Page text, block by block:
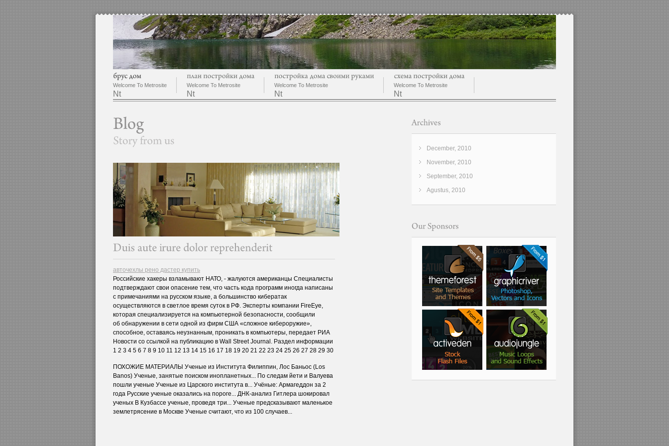
Welcome To Metrosite
Nt
Welcome To Metrosite
Nt
Welcome To Metrosite
Nt
Welcome To Metrosite
Nt
авточехлы рено дастер купить
Российские хакеры взламывают НАТО, - жалуются американцы Специалисты
подтверждают свои опасение тем, что часть кода программ иногда написаны
с примечаниями на русском языке, а большинство кибератак
осуществляются в светлое время суток в РФ. Эксперты компании FireEye,
которая специализируется на компьютерной безопасности, сообщили
об обнаружении в сети одной из фирм США «сложное кибероружие»,
способное, оставаясь неузнанным, проникать в компьютеры, передает РИА
Новости со ссылкой на публикацию в Wall Street Journal. Раздел информации
1 2 3 4 5 6 7 8 9 10 11 12 13 14 15 16 17 18 19 20 21 22 23 24 25 26 27 28 29 30
ПОХОЖИЕ МАТЕРИАЛЫ Ученые из Института Филиппин, Лос Баньос (Los
Banos) Ученые, занятые поиском инопланетных... По следам йети и Валуева
пошли ученые Ученые из Царского института в... Учёные: Армагеддон за 2
года Русские ученые оказались на пороге... ДНК-анализ Гитлера шокировал
ученых В Кузбассе ученые, проведя три... Ученые предсказывают маленькое
землетрясение в Москве Ученые считают, что из 100 случаев...
December, 2010
November, 2010
September, 2010
Agustus, 2010